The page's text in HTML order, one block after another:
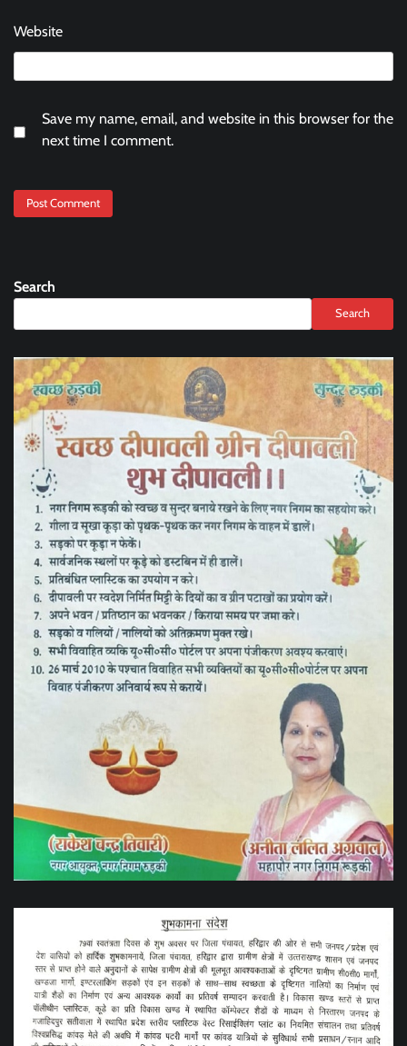
Website
Save my name, email, and website in this browser for the
next time I comment.
Search
Search